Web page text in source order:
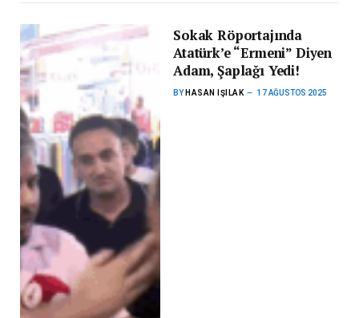
Sokak Röportajında
Atatürk’e “Ermeni” Diyen
Adam, Şaplağı Yedi!
BY HASAN IŞILAK 17 AĞUSTOS 2025